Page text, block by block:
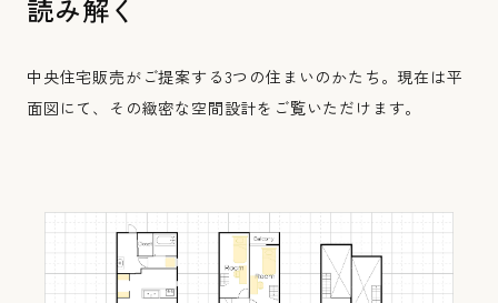
読み解く
中央住宅販売がご提案する3つの住まいのかたち。現在は平
面図にて、その緻密な空間設計をご覧いただけます。